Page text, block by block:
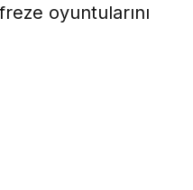
oyuntularını